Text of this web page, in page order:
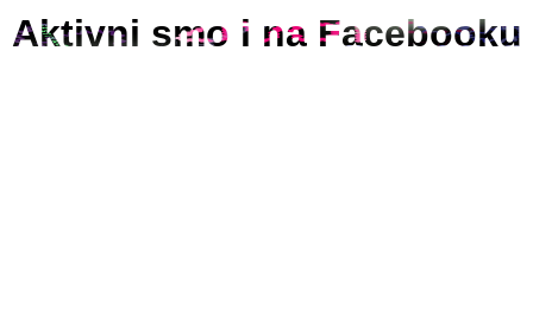
Aktivni smo i na Facebooku